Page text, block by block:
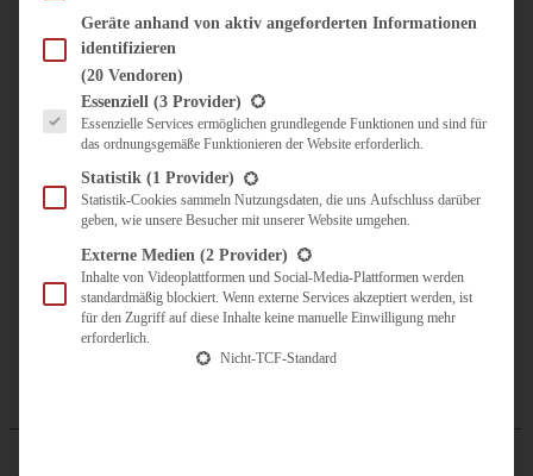
KÜCHENGESCHENKE
UNTERWEGS
KULINARISCH UNTERWEGS
ÜBER MICH
ZUSAMMENARBEIT
Geräte anhand von aktiv angeforderten Informationen
identifizieren
(20 Vendoren)
Es folgt eine Liste der Service-Gruppen, für die eine Einwilligung erteilt werden
Essenziell (3 Provider)
Essenzielle Services ermöglichen grundlegende Funktionen und sind für
das ordnungsgemäße Funktionieren der Website erforderlich.
Statistik (1 Provider)
Statistik-Cookies sammeln Nutzungsdaten, die uns Aufschluss darüber
geben, wie unsere Besucher mit unserer Website umgehen.
Externe Medien (2 Provider)
Inhalte von Videoplattformen und Social-Media-Plattformen werden
standardmäßig blockiert. Wenn externe Services akzeptiert werden, ist
für den Zugriff auf diese Inhalte keine manuelle Einwilligung mehr
erforderlich.
Nicht-TCF-Standard